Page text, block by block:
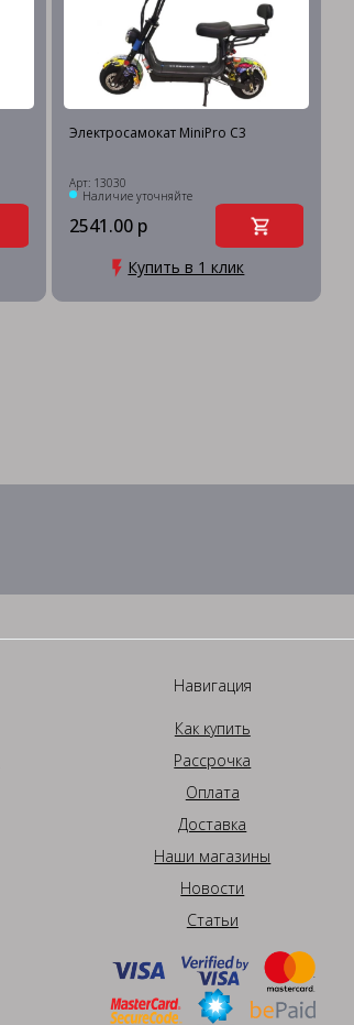
Электросамокат MiniPro C3
Арт: 13030
Наличие уточняйте
2541.00 р
Купить в 1 клик
Навигация
Как купить
Рассрочка
Оплата
Доставка
Наши магазины
Новости
Статьи